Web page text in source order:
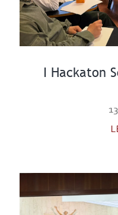
I Hackaton